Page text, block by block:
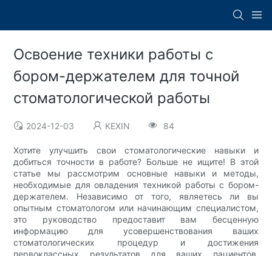
Освоение техники работы с
бором-держателем для точной
стоматологической работы
2024-12-03 KEXIN 84
Хотите улучшить свои стоматологические навыки и
добиться точности в работе? Больше не ищите! В этой
статье мы рассмотрим основные навыки и методы,
необходимые для овладения техникой работы с бором-
держателем. Независимо от того, являетесь ли вы
опытным стоматологом или начинающим специалистом,
это руководство предоставит вам бесценную
информацию для усовершенствования ваших
стоматологических процедур и достижения